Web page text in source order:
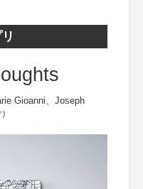
Gioanni、Joseph